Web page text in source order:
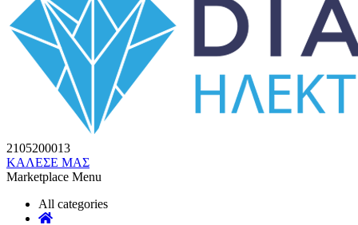
2105200013
ΚΑΛΕΣΕ ΜΑΣ
Marketplace Menu
All categories